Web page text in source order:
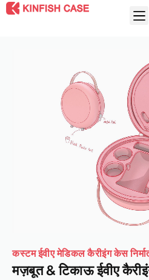
कस्टम ईवीए मेडिकल कैरीइंग केस
मज़बूत & टिकाऊ ईवीए